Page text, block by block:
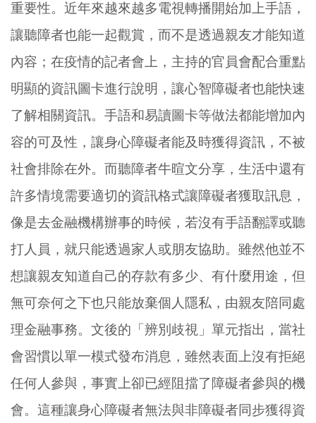
重要性。近年來越來越多電視轉播開始加上手語，
讓聽障者也能一起觀賞，而不是透過親友才能知道
內容；在疫情的記者會上，主持的官員會配合重點
明顯的資訊圖卡進行說明，讓心智障礙者也能快速
了解相關資訊。手語和易讀圖卡等做法都能增加內
容的可及性，讓身心障礙者能及時獲得資訊，不被
社會排除在外。而聽障者牛暄文分享，生活中還有
許多情境需要適切的資訊格式讓障礙者獲取訊息，
像是去金融機構辦事的時候，若沒有手語翻譯或聽
打人員，就只能透過家人或朋友協助。雖然他並不
想讓親友知道自己的存款有多少、有什麼用途，但
無可奈何之下也只能放棄個人隱私，由親友陪同處
理金融事務。文後的「辨別歧視」單元指出，當社
會習慣以單一模式發布消息，雖然表面上沒有拒絕
任何人參與，事實上卻已經阻擋了障礙者參與的機
會。這種讓身心障礙者無法與非障礙者同步獲得資